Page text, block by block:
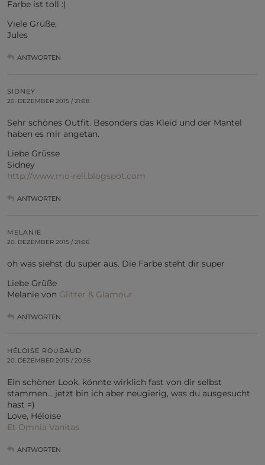
Farbe ist toll :)
Viele Grüße,
Jules
ANTWORTEN
SIDNEY
20. DEZEMBER 2015 / 21:08
Sehr schönes Outfit. Besonders das Kleid und der Mantel
haben es mir angetan.
Liebe Grüsse
Sidney
http://www.mo-reli.blogspot.com
ANTWORTEN
MELANIE
20. DEZEMBER 2015 / 21:06
oh was siehst du super aus. Die Farbe steht dir super
Liebe Grüße
Melanie von Glitter & Glamour
ANTWORTEN
HÉLOISE ROUBAUD
20. DEZEMBER 2015 / 20:56
Ein schöner Look, könnte wirklich fast von dir selbst
stammen… jetzt bin ich aber neugierig, was du ausgesucht
hast =)
Love, Héloise
Et Omnia Vanitas
ANTWORTEN